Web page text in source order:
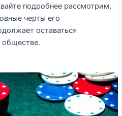
подробнее рассмотрим,
черты его
оставаться